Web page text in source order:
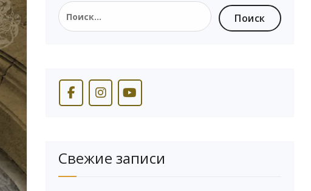
Найти:
Свежие записи